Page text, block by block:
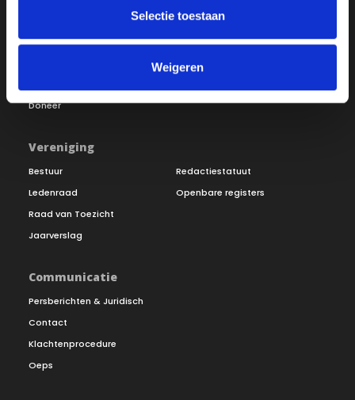
Selectie toestaan
Weigeren
Onze missie
Doneer
Steunbetuigingen
Vacatures
Vereniging
Bestuur
Ledenraad
Raad van Toezicht
Jaarverslag
Redactiestatuut
Openbare registers
Communicatie
Persberichten & Juridisch
Contact
Klachtenprocedure
Oeps